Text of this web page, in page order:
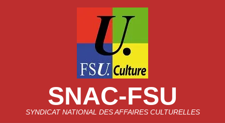
SNAC-FSU
SYNDICAT NATIONAL DES AFFAIRES CULTURELLES